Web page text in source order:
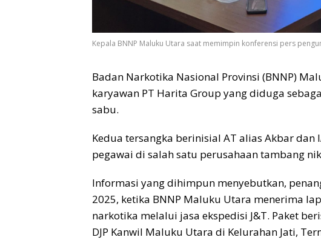
Kepala BNNP Maluku Utara saat memimpin konferensi pers
Badan Narkotika Nasional Provinsi (BNNP)
karyawan PT Harita Group yang diduga
sabu.
Kedua tersangka berinisial AT alias Akbar dan
pegawai di salah satu perusahaan tambang
Informasi yang dihimpun menyebutkan,
2025, ketika BNNP Maluku Utara menerima
narkotika melalui jasa ekspedisi J&T. Paket
DJP Kanwil Maluku Utara di Kelurahan Jati,